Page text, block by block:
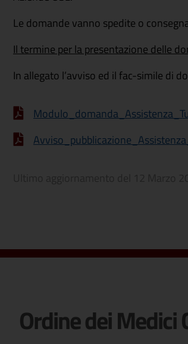
Le domande vanno spedite o
Il termine per la presentazione delle
In allegato l’avviso ed il fac-simile di
Ordine dei Medici